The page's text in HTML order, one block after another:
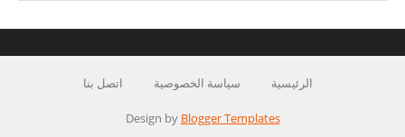
الرئيسية سياسة الخصوصية اتصل بنا
Design by Blogger Templates